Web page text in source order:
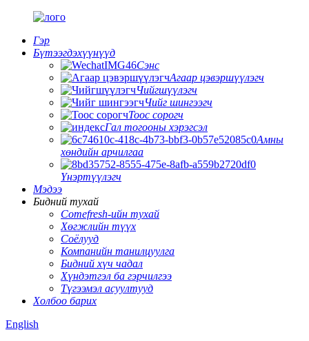
Гэр
Бүтээгдэхүүнүүд
Сэнс
Агаар цэвэршүүлэгч
Чийгшүүлэгч
Чийг шингээгч
Тоос сорогч
Гал тогооны хэрэгсэл
Амны
хөндийн арчилгаа
Үнэртүүлэгч
Мэдээ
Бидний тухай
Comefresh-ийн тухай
Хөгжлийн түүх
Соёлууд
Компанийн танилцуулга
Бидний хүч чадал
Хүндэтгэл ба гэрчилгээ
Түгээмэл асуултууд
Холбоо барих
English